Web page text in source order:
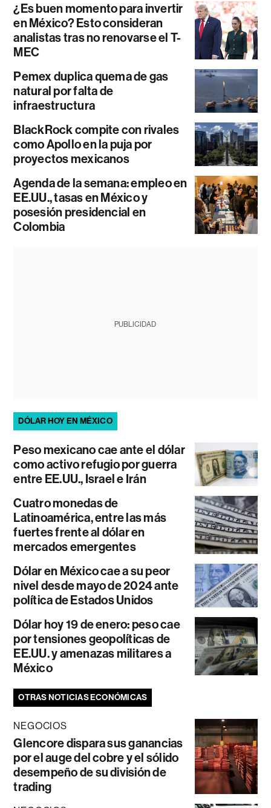
¿Es buen momento para invertir
en México? Esto consideran
analistas tras no renovarse el T-
MEC
Pemex duplica quema de gas
natural por falta de
infraestructura
BlackRock compite con rivales
como Apollo en la puja por
proyectos mexicanos
Agenda de la semana: empleo en
EE.UU., tasas en México y
posesión presidencial en
Colombia
PUBLICIDAD
DÓLAR HOY EN MÉXICO
Peso mexicano cae ante el dólar
como activo refugio por guerra
entre EE.UU., Israel e Irán
Cuatro monedas de
Latinoamérica, entre las más
fuertes frente al dólar en
mercados emergentes
Dólar en México cae a su peor
nivel desde mayo de 2024 ante
política de Estados Unidos
Dólar hoy 19 de enero: peso cae
por tensiones geopolíticas de
EE.UU. y amenazas militares a
México
OTRAS NOTICIAS ECONÓMICAS
NEGOCIOS
Glencore dispara sus ganancias
por el auge del cobre y el sólido
desempeño de su división de
trading